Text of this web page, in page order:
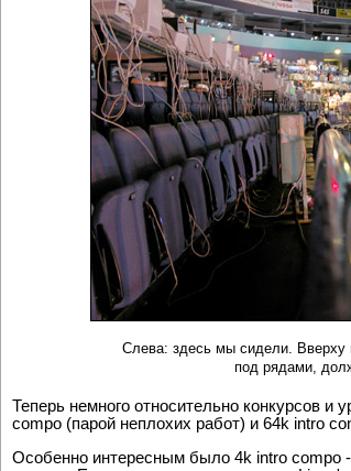
Слева: здесь мы сидели. Вверху
Теперь немного относительно конкурсов и
compo (парой неплохих работ) и 64k intro